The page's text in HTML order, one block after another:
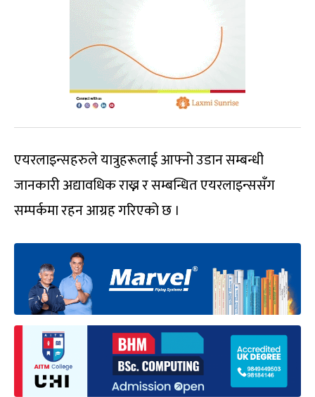
एयरलाइन्सहरुले यात्रुहरूलाई आफ्नो उडान सम्बन्धी
जानकारी अद्यावधिक राख्न र सम्बन्धित एयरलाइन्ससँग
सम्पर्कमा रहन आग्रह गरिएको छ ।